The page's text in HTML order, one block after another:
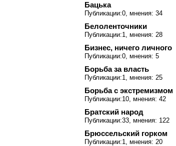
Бацька
Публикации:0, мнения: 34
Белоленточники
Публикации:1, мнения: 28
Бизнес, ничего личного
Публикации:0, мнения: 5
Борьба за власть
Публикации:1, мнения: 25
Борьба с экстремизмом
Публикации:10, мнения: 42
Братский народ
Публикации:33, мнения: 122
Брюссельский горком
Публикации:1, мнения: 20